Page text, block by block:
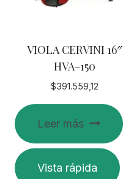
VIOLA CERVINI 16″
HVA-150
$391.559,12
Leer más
Vista rápida